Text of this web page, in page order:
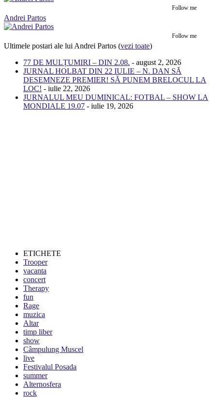
Follow me
Andrei Partos
Follow me
Ultimele postari ale lui Andrei Partos (vezi toate)
77 DE MULȚUMIRI – DIN 2.08. - august 2, 2026
JURNAL HOLBAT DIN 22 IULIE – N. DAN SĂ
DESEMNEZE PREMIER! SĂ PUNEM BRELOCUL LA
LOC! - iulie 22, 2026
JURNALUL MEU DUMINICAL: FOTBAL – SHOW LA
MONDIALE 19.07 - iulie 19, 2026
ETICHETE
Trooper
vacanta
concert
Therapy
fun
Rage
muzica
Altar
timp liber
show
Câmpulung Muscel
live
Festivalul Posada
summer
Alternosfera
rock